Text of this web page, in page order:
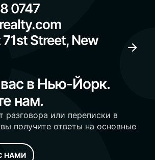
0747
Street, New
в Нью-Йорк.
нам.
разговора или переписки в
получите ответы на основные
НАМИ